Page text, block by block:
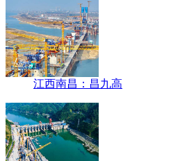
江西南昌：昌九高